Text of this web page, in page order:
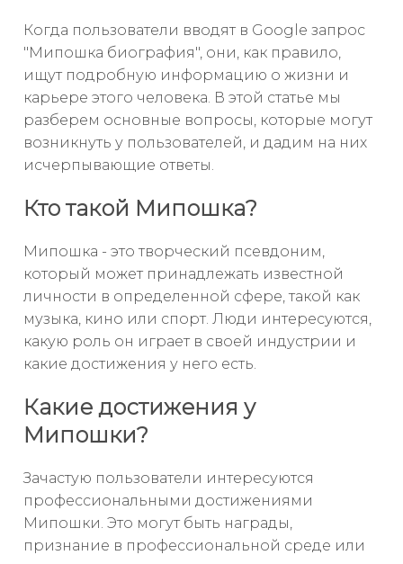
Когда пользователи вводят в Google запрос
"Мипошка биография", они, как правило,
ищут подробную информацию о жизни и
карьере этого человека. В этой статье мы
разберем основные вопросы, которые могут
возникнуть у пользователей, и дадим на них
исчерпывающие ответы.
Кто такой Мипошка?
Мипошка - это творческий псевдоним,
который может принадлежать известной
личности в определенной сфере, такой как
музыка, кино или спорт. Люди интересуются,
какую роль он играет в своей индустрии и
какие достижения у него есть.
Какие достижения у
Мипошки?
Зачастую пользователи интересуются
профессиональными достижениями
Мипошки. Это могут быть награды,
признание в профессиональной среде или